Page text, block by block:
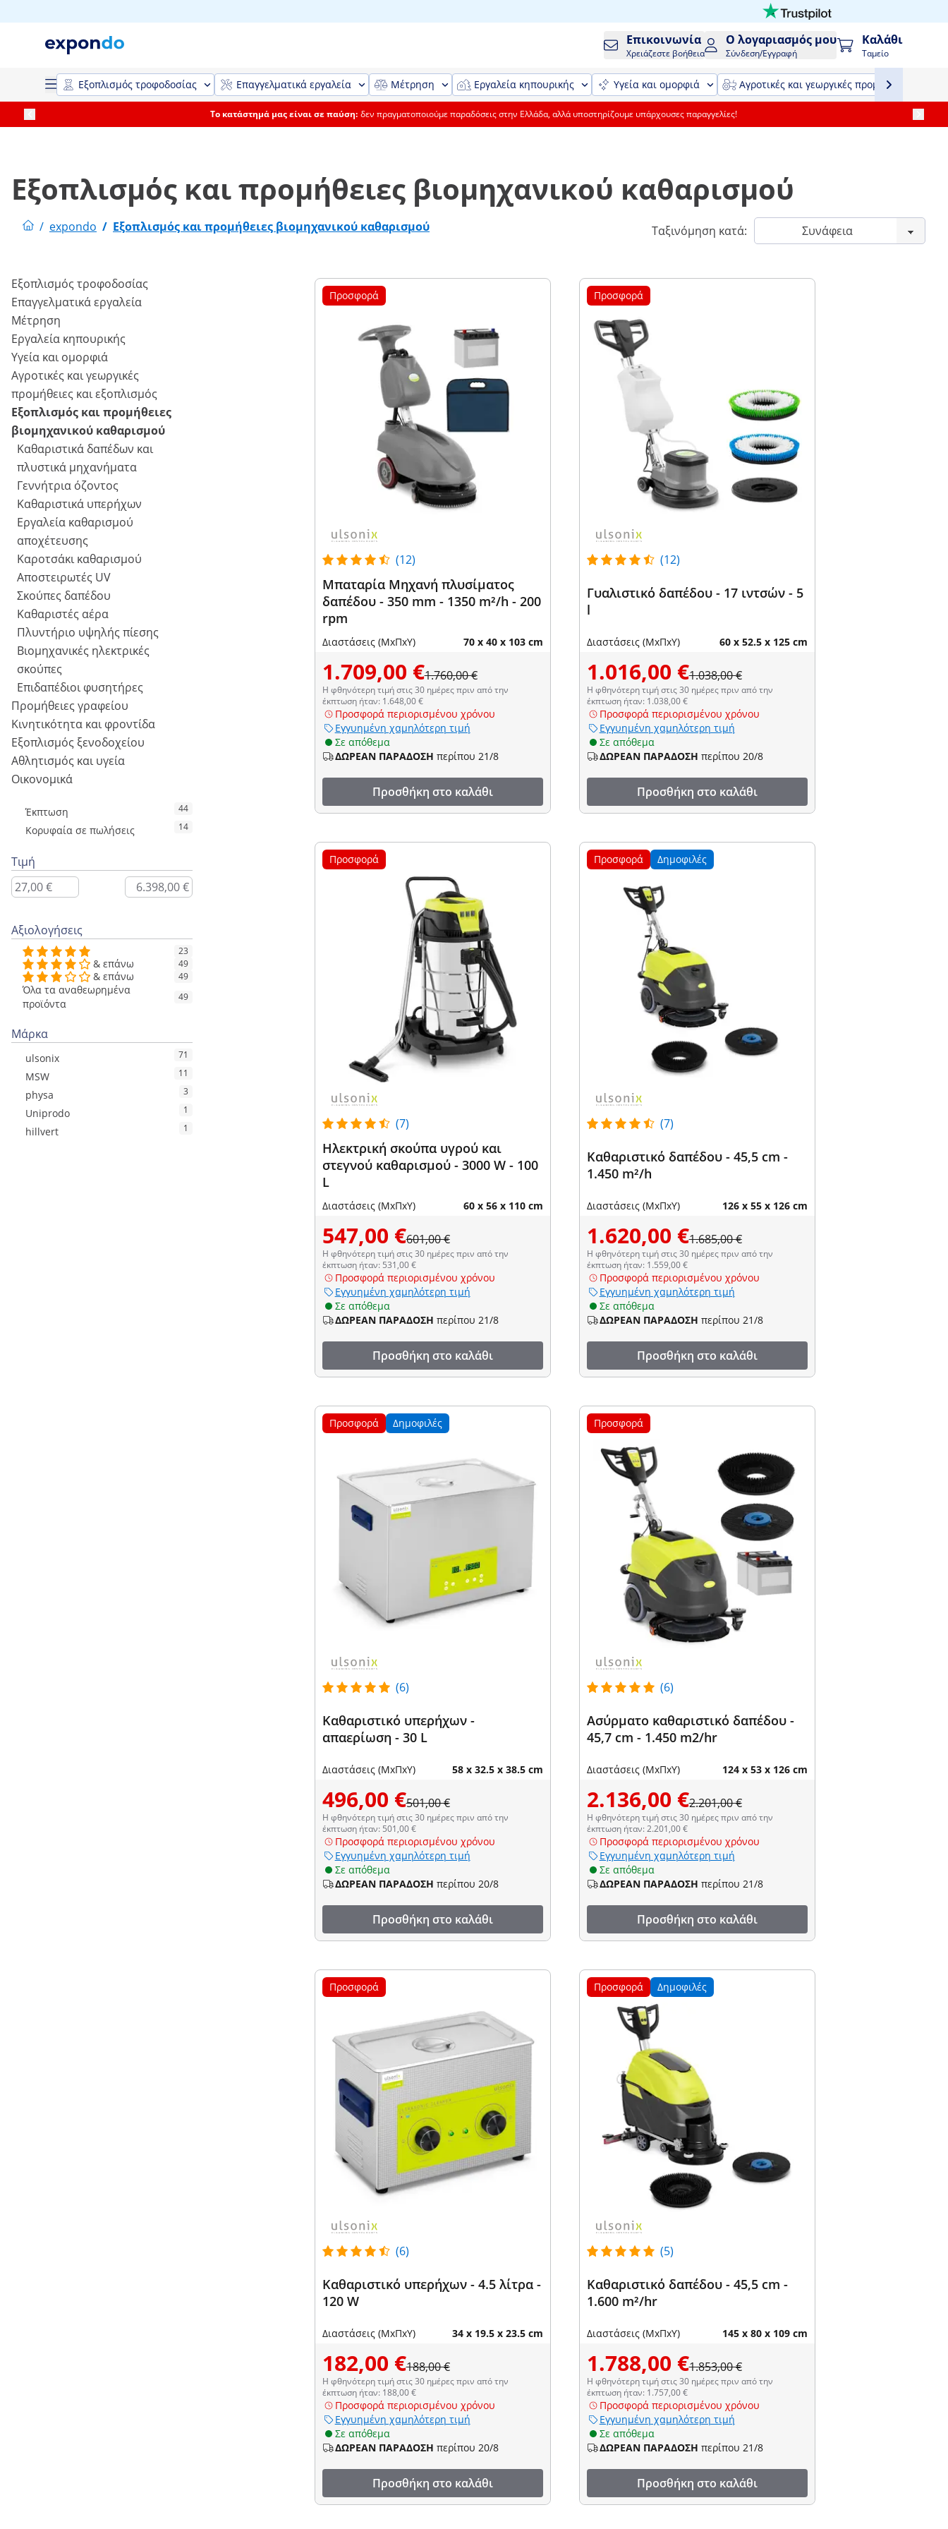
Επικοινωνία
Χρειάζεστε βοήθεια
Ο λογαριασμός μου
Σύνδεση/Εγγραφή
Καλάθι
Ταμείο
Εξοπλισμός τροφοδοσίας Επαγγελματικά εργαλεία Μέτρηση Εργαλεία κηπουρικής Υγεία και ομορφιά Αγροτικές και γεωργικές προμήθειες και
Το κατάστημά μας είναι σε παύση: δεν πραγματοποιούμε παραδόσεις στην Ελλάδα, αλλά υποστηρίζουμε υπάρχουσες παραγγελίες!
Εξοπλισμός και προμήθειες βιομηχανικού καθαρισμού
/ expondo / Εξοπλισμός και προμήθειες βιομηχανικού καθαρισμού Ταξινόμηση κατά:
Εξοπλισμός τροφοδοσίας
Επαγγελματικά εργαλεία
Μέτρηση
Εργαλεία κηπουρικής
Υγεία και ομορφιά
Αγροτικές και γεωργικές
προμήθειες και εξοπλισμός
Εξοπλισμός και προμήθειες
βιομηχανικού καθαρισμού
Καθαριστικά δαπέδων και
πλυστικά μηχανήματα
Γεννήτρια όζοντος
Καθαριστικά υπερήχων
Εργαλεία καθαρισμού
αποχέτευσης
Καροτσάκι καθαρισμού
Αποστειρωτές UV
Σκούπες δαπέδου
Καθαριστές αέρα
Πλυντήριο υψηλής πίεσης
Βιομηχανικές ηλεκτρικές
σκούπες
Επιδαπέδιοι φυσητήρες
Προμήθειες γραφείου
Κινητικότητα και φροντίδα
Εξοπλισμός ξενοδοχείου
Αθλητισμός και υγεία
Οικονομικά
Έκπτωση 44
Κορυφαία σε πωλήσεις 14
Τιμή
Αξιολογήσεις
23
& επάνω 49
& επάνω 49
Όλα τα αναθεωρημένα
προϊόντα
49
Μάρκα
ulsonix 71
MSW 11
physa 3
Uniprodo 1
hillvert 1
Προσφορά
(12)
Μπαταρία Μηχανή πλυσίματος
δαπέδου - 350 mm - 1350 m²/h - 200
rpm
Διαστάσεις (ΜxΠxΥ) 70 x 40 x 103 cm
1.709,00 €1.760,00 €
Η φθηνότερη τιμή στις 30 ημέρες πριν από την
έκπτωση ήταν: 1.648,00 €
Προσφορά περιορισμένου χρόνου
Εγγυημένη χαμηλότερη τιμή
Σε απόθεμα
ΔΩΡΕΑΝ ΠΑΡΑΔΟΣΗ περίπου 21/8
Προσθήκη στο καλάθι
Προσφορά
(12)
Γυαλιστικό δαπέδου - 17 ιντσών - 5
l
Διαστάσεις (ΜxΠxΥ) 60 x 52.5 x 125 cm
1.016,00 €1.038,00 €
Η φθηνότερη τιμή στις 30 ημέρες πριν από την
έκπτωση ήταν: 1.038,00 €
Προσφορά περιορισμένου χρόνου
Εγγυημένη χαμηλότερη τιμή
Σε απόθεμα
ΔΩΡΕΑΝ ΠΑΡΑΔΟΣΗ περίπου 20/8
Προσθήκη στο καλάθι
Προσφορά
(7)
Ηλεκτρική σκούπα υγρού και
στεγνού καθαρισμού - 3000 W - 100
L
Διαστάσεις (ΜxΠxΥ) 60 x 56 x 110 cm
547,00 €601,00 €
Η φθηνότερη τιμή στις 30 ημέρες πριν από την
έκπτωση ήταν: 531,00 €
Προσφορά περιορισμένου χρόνου
Εγγυημένη χαμηλότερη τιμή
Σε απόθεμα
ΔΩΡΕΑΝ ΠΑΡΑΔΟΣΗ περίπου 21/8
Προσθήκη στο καλάθι
Προσφορά Δημοφιλές
(7)
Καθαριστικό δαπέδου - 45,5 cm -
1.450 m²/h
Διαστάσεις (ΜxΠxΥ) 126 x 55 x 126 cm
1.620,00 €1.685,00 €
Η φθηνότερη τιμή στις 30 ημέρες πριν από την
έκπτωση ήταν: 1.559,00 €
Προσφορά περιορισμένου χρόνου
Εγγυημένη χαμηλότερη τιμή
Σε απόθεμα
ΔΩΡΕΑΝ ΠΑΡΑΔΟΣΗ περίπου 21/8
Προσθήκη στο καλάθι
Προσφορά Δημοφιλές
(6)
Καθαριστικό υπερήχων -
απαερίωση - 30 L
Διαστάσεις (ΜxΠxΥ) 58 x 32.5 x 38.5 cm
496,00 €501,00 €
Η φθηνότερη τιμή στις 30 ημέρες πριν από την
έκπτωση ήταν: 501,00 €
Προσφορά περιορισμένου χρόνου
Εγγυημένη χαμηλότερη τιμή
Σε απόθεμα
ΔΩΡΕΑΝ ΠΑΡΑΔΟΣΗ περίπου 20/8
Προσθήκη στο καλάθι
Προσφορά
(6)
Ασύρματο καθαριστικό δαπέδου -
45,7 cm - 1.450 m2/hr
Διαστάσεις (ΜxΠxΥ) 124 x 53 x 126 cm
2.136,00 €2.201,00 €
Η φθηνότερη τιμή στις 30 ημέρες πριν από την
έκπτωση ήταν: 2.201,00 €
Προσφορά περιορισμένου χρόνου
Εγγυημένη χαμηλότερη τιμή
Σε απόθεμα
ΔΩΡΕΑΝ ΠΑΡΑΔΟΣΗ περίπου 21/8
Προσθήκη στο καλάθι
Προσφορά
(6)
Καθαριστικό υπερήχων - 4.5 λίτρα -
120 W
Διαστάσεις (ΜxΠxΥ) 34 x 19.5 x 23.5 cm
182,00 €188,00 €
Η φθηνότερη τιμή στις 30 ημέρες πριν από την
έκπτωση ήταν: 188,00 €
Προσφορά περιορισμένου χρόνου
Εγγυημένη χαμηλότερη τιμή
Σε απόθεμα
ΔΩΡΕΑΝ ΠΑΡΑΔΟΣΗ περίπου 20/8
Προσθήκη στο καλάθι
Προσφορά Δημοφιλές
(5)
Καθαριστικό δαπέδου - 45,5 cm -
1.600 m²/hr
Διαστάσεις (ΜxΠxΥ) 145 x 80 x 109 cm
1.788,00 €1.853,00 €
Η φθηνότερη τιμή στις 30 ημέρες πριν από την
έκπτωση ήταν: 1.757,00 €
Προσφορά περιορισμένου χρόνου
Εγγυημένη χαμηλότερη τιμή
Σε απόθεμα
ΔΩΡΕΑΝ ΠΑΡΑΔΟΣΗ περίπου 21/8
Προσθήκη στο καλάθι